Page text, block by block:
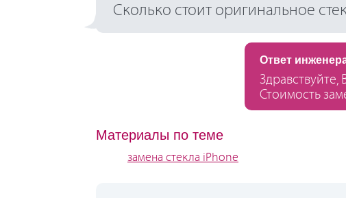
Сколько стоит оригинальное
Ответ
Здравствуйте,
Стоимость
Материалы по теме
замена стекла iPhone